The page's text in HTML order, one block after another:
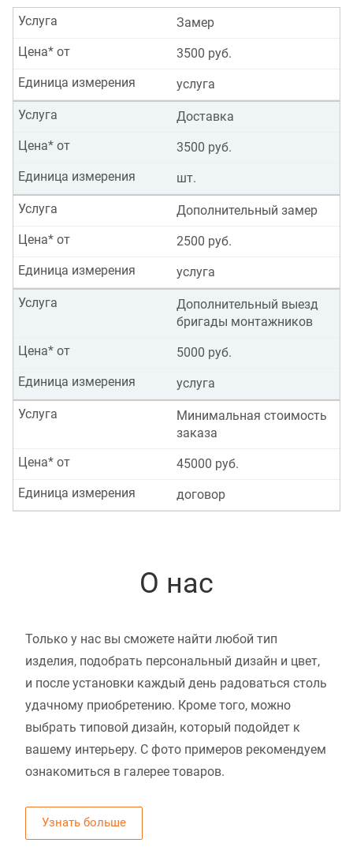
Замер
Услуга
3500 руб.
Цена* от
услуга
Единица измерения
Доставка
Услуга
3500 руб.
Цена* от
шт.
Единица измерения
Дополнительный замер
Услуга
2500 руб.
Цена* от
услуга
Единица измерения
Дополнительный выезд
бригады монтажников
Услуга
5000 руб.
Цена* от
услуга
Единица измерения
Минимальная стоимость
заказа
Услуга
45000 руб.
Цена* от
договор
Единица измерения
О нас
Только у нас вы сможете найти любой тип
изделия, подобрать персональный дизайн и цвет,
и после установки каждый день радоваться столь
удачному приобретению. Кроме того, можно
выбрать типовой дизайн, который подойдет к
вашему интерьеру. С фото примеров рекомендуем
ознакомиться в галерее товаров.
Узнать больше